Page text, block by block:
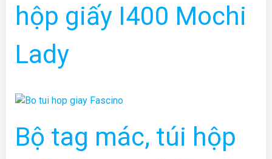
hộp giấy I400 Mochi
Lady
Bộ tag mác, túi hộp